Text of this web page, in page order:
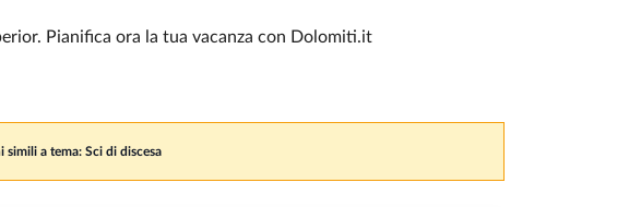
Pianifica ora la tua vacanza con Dolomiti.it
simili a tema: Sci di discesa